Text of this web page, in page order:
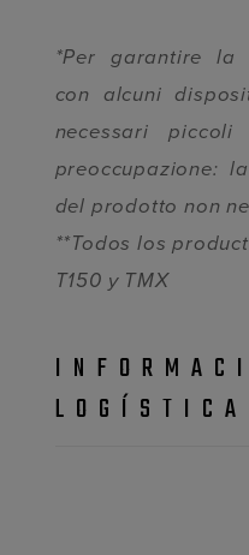
*Per garantire la
con alcuni
necessari piccoli
preoccupazione:
del prodotto non
**Todos los
T150 y TMX
LOGÍSTICA